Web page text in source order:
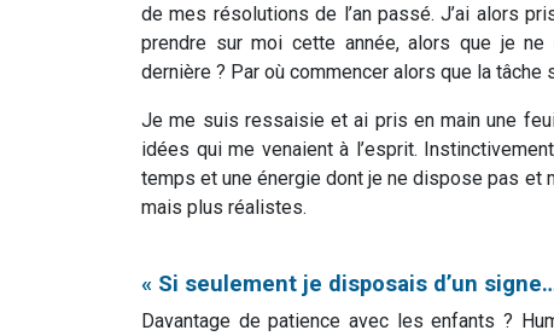
de mes résolutions de l’an passé. J’ai alors
prendre sur moi cette année, alors que je
dernière ? Par où commencer alors que la tâche
Je me suis ressaisie et ai pris en main une
idées qui me venaient à l’esprit.
temps et une énergie dont je ne dispose pas
mais plus réalistes.
« Si seulement je disposais d’un
Davantage de patience avec les enfants ?